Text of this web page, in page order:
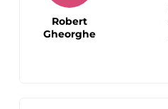
Robert
Gheorghe